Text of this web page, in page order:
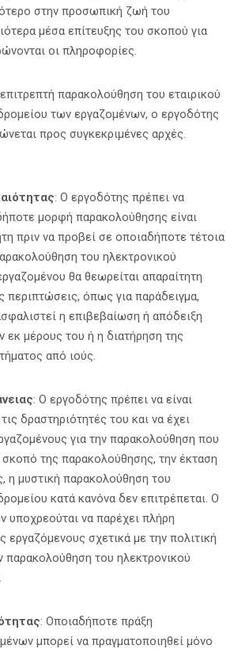
στην προσωπική ζωή του
μέσα επίτευξης του σκοπού για
οι πληροφορίες.
παρακολούθηση του εταιρικού
των εργαζομένων, ο εργοδότης
προς συγκεκριμένες αρχές.
: Ο εργοδότης πρέπει να
μορφή παρακολούθησης είναι
πριν να προβεί σε οποιαδήποτε τέτοια
του ηλεκτρονικού
θα θεωρείται απαραίτητη
περιπτώσεις, όπως για παράδειγμα,
η επιβεβαίωση ή απόδειξη
μέρους του ή η διατήρηση της
από ιούς.
: Ο εργοδότης πρέπει να είναι
δραστηριότητές του και να έχει
για την παρακολούθηση που
της παρακολούθησης, την έκταση
η μυστική παρακολούθηση του
κατά κανόνα δεν επιτρέπεται. Ο
υποχρεούται να παρέχει πλήρη
σχετικά με την πολιτική
του ηλεκτρονικού
: Οποιαδήποτε πράξη
μπορεί να πραγματοποιηθεί μόνο